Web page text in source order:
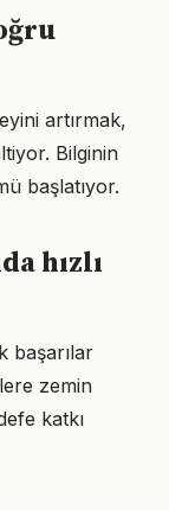
artırmak,
Bilginin
başlatıyor.
hızlı
başarılar
zemin
katkı